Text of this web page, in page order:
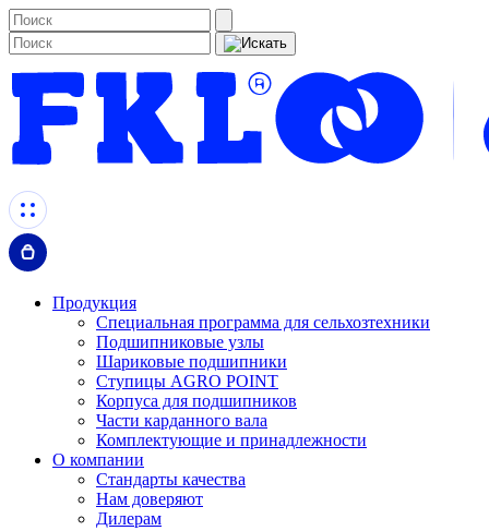
Продукция
Специальная программа для сельхозтехники
Подшипниковые узлы
Шариковые подшипники
Ступицы AGRO POINT
Корпуса для подшипников
Части карданного вала
Комплектующие и принадлежности
О компании
Стандарты качества
Нам доверяют
Дилерам